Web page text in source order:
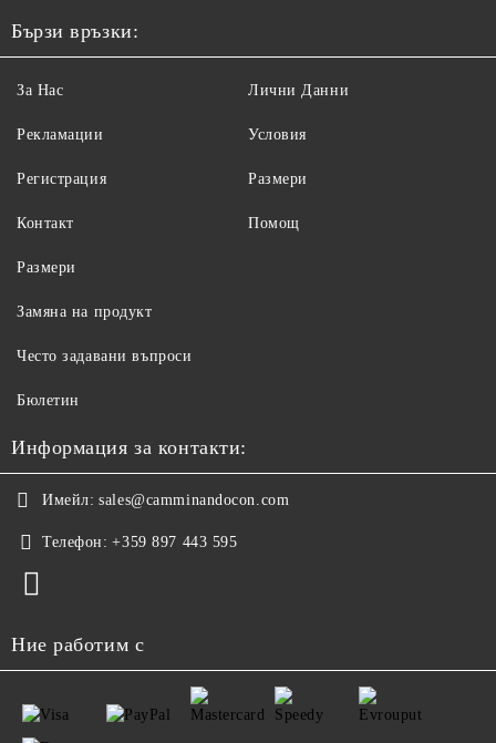
Бързи връзки:
За Нас
Рекламации
Регистрация
Контакт
Лични Данни
Условия
Размери
Помощ
Размери
Замяна на продукт
Често задавани въпроси
Бюлетин
Информация за контакти:
Имейл: sales@camminandocon.com
Телефон: +359 897 443 595
Ние работим с